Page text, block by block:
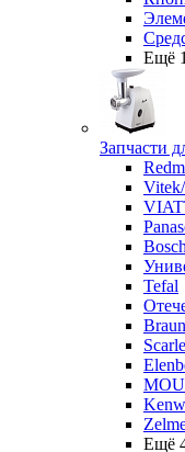
Ещё
Запчасти
Bosch
Tefal
Braun
Ещё